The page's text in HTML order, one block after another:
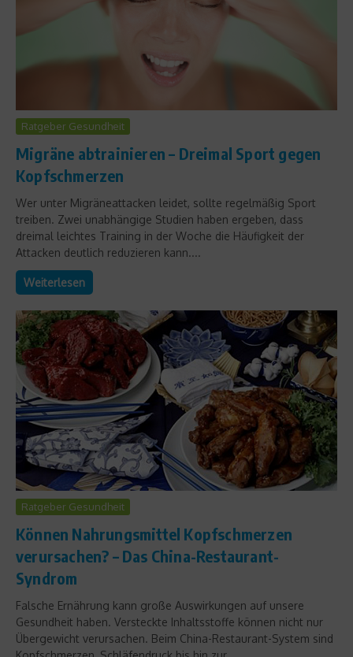
Ratgeber Gesundheit
Migräne abtrainieren – Dreimal Sport gegen
Kopfschmerzen
Wer unter Migräneattacken leidet, sollte regelmäßig Sport
treiben. Zwei unabhängige Studien haben ergeben, dass
dreimal leichtes Training in der Woche die Häufigkeit der
Attacken deutlich reduzieren kann....
Weiterlesen
Ratgeber Gesundheit
Können Nahrungsmittel Kopfschmerzen
verursachen? – Das China-Restaurant-
Syndrom
Falsche Ernährung kann große Auswirkungen auf unsere
Gesundheit haben. Versteckte Inhaltsstoffe können nicht nur
Übergewicht verursachen. Beim China-Restaurant-System sind